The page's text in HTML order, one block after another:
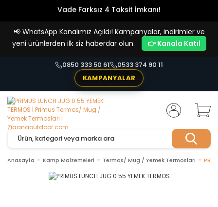
Vade Farksız 4 Taksit İmkanı!
📢 WhatsApp Kanalımız Açıldı! Kampanyalar, indirimler ve
yeni ürünlerden ilk siz haberdar olun.
👉 Kanala Katıl
0850 333 50 61
0533 374 90 11
KAMPANYALAR
Anasayfa Kamp Malzemeleri Termos/ Mug / Yemek Termosları